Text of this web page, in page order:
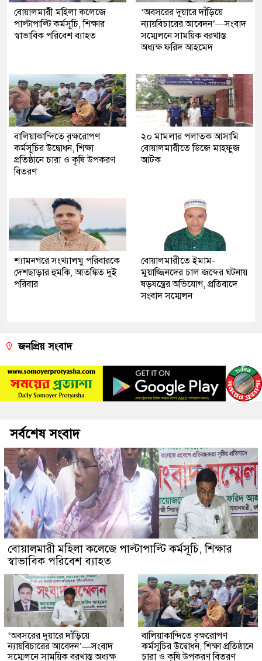
বোয়ালমারী মহিলা কলেজে
পাল্টাপাল্টি কর্মসূচি, শিক্ষার
স্বাভাবিক পরিবেশ ব্যাহত
‘অবসরের দুয়ারে দাঁড়িয়ে
ন্যায়বিচারের আবেদন’—সংবাদ
সম্মেলনে সাময়িক বরখাস্ত
অধ্যক্ষ ফরিদ আহমেদ
বালিয়াকান্দিতে বৃক্ষরোপণ
কর্মসূচির উদ্বোধন, শিক্ষা
প্রতিষ্ঠানে চারা ও কৃষি উপকরণ
বিতরণ
২০ মামলার পলাতক আসামি
বোয়ালমারীতে ডিজে মাহফুজ
আটক
শ্যামনগরে সংখ্যালঘু পরিবারকে
দেশছাড়ার হুমকি, আতঙ্কিত দুই
পরিবার
বোয়ালমারীতে ইমাম-
মুয়াজ্জিনদের চাল জব্দের ঘটনায়
ষড়যন্ত্রের অভিযোগ, প্রতিবাদে
সংবাদ সম্মেলন
জনপ্রিয় সংবাদ
সর্বশেষ সংবাদ
বোয়ালমারী মহিলা কলেজে পাল্টাপাল্টি কর্মসূচি, শিক্ষার
স্বাভাবিক পরিবেশ ব্যাহত
‘অবসরের দুয়ারে দাঁড়িয়ে
ন্যায়বিচারের আবেদন’—সংবাদ
সম্মেলনে সাময়িক বরখাস্ত অধ্যক্ষ
বালিয়াকান্দিতে বৃক্ষরোপণ
কর্মসূচির উদ্বোধন, শিক্ষা প্রতিষ্ঠানে
চারা ও কৃষি উপকরণ বিতরণ